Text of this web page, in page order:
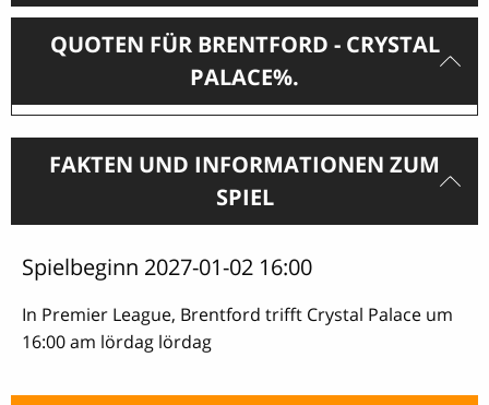
QUOTEN FÜR BRENTFORD - CRYSTAL
PALACE%.
FAKTEN UND INFORMATIONEN ZUM
SPIEL
Spielbeginn 2027-01-02 16:00
In Premier League, Brentford trifft Crystal Palace um
16:00 am lördag lördag